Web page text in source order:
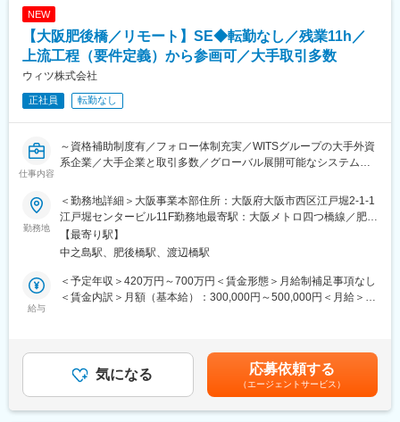
NEW
【大阪肥後橋／リモート】SE◆転勤なし／残業11h／
上流工程（要件定義）から参画可／大手取引多数
ウィツ株式会社
正社員 転勤なし
仕事内容
～資格補助制度有／フォロー体制充実／WITSグループの大手外資
系企業／大手企業と取引多数／グローバル展開可能なシステムや
■業務内容
業務系エンジニアとして大阪市内・京都市内のエンドユーザーや
プライムSIer 開発現場に常駐し、エンドユーザー（メーカー／イ
ンフラ／金融等関西資本の大手企業）向け業務システム開発をお
任せします。
＜詳細＞
・就業場所：大阪市内・千里中央・京都市内等のアクセス良い場
所がほとんどです。プロジェクトも1年～2年程度の長期のもの
や、継続案件を頂戴することも多いので、常駐先を転々とするこ
勤務地
＜勤務地詳細＞大阪事業本部住所：大阪府大阪市西区江戸堀2-1-1
江戸堀センタービル11F勤務地最寄駅：大阪メトロ四つ橋線／肥後
橋駅受動喫煙対策：屋内喫煙可能場所あり変更の範囲：会社の定
める事業所（リモートワーク含む）
【最寄り駅】
中之島駅、肥後橋駅、渡辺橋駅
給与
＜予定年収＞420万円～700万円＜賃金形態＞月給制補足事項なし
＜賃金内訳＞月額（基本給）：300,000円～500,000円＜月給＞
します職級手当は 管理職のみ対象残業代全額支給 ただし 一般職
のみ対象賃金はあくまでも目安の金額であり、選考を通じて上下
する可能性があります。月給(月額)は固定手当を含めた表記です。
気になる 応募依頼する
（エージェントサービス）